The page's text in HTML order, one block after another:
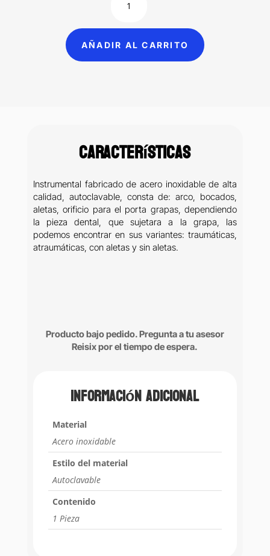
Inferior
Sin
AÑADIR AL CARRITO
Características
Instrumental fabricado de acero inoxidable de alta
calidad, autoclavable, consta de: arco, bocados,
aletas, orificio para el porta grapas, dependiendo
la pieza dental, que sujetara a la grapa, las
podemos encontrar en sus variantes: traumáticas,
atraumáticas, con aletas y sin aletas.
Producto bajo pedido. Pregunta a tu asesor
Reisix por el tiempo de espera.
Información adicional
Material
Acero inoxidable
Estilo del material
Autoclavable
Contenido
1 Pieza